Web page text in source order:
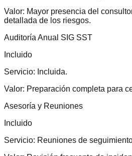
Valor: Mayor presencia del
detallada de los riesgos.
Auditoría Anual SIG SST
Incluido
Servicio: Incluida.
Valor: Preparación completa para
Asesoría y Reuniones
Incluido
Servicio: Reuniones de